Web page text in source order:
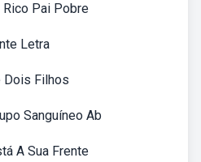
Pai Pobre
Letra
Dois Filhos
Sanguíneo Ab
A Sua Frente